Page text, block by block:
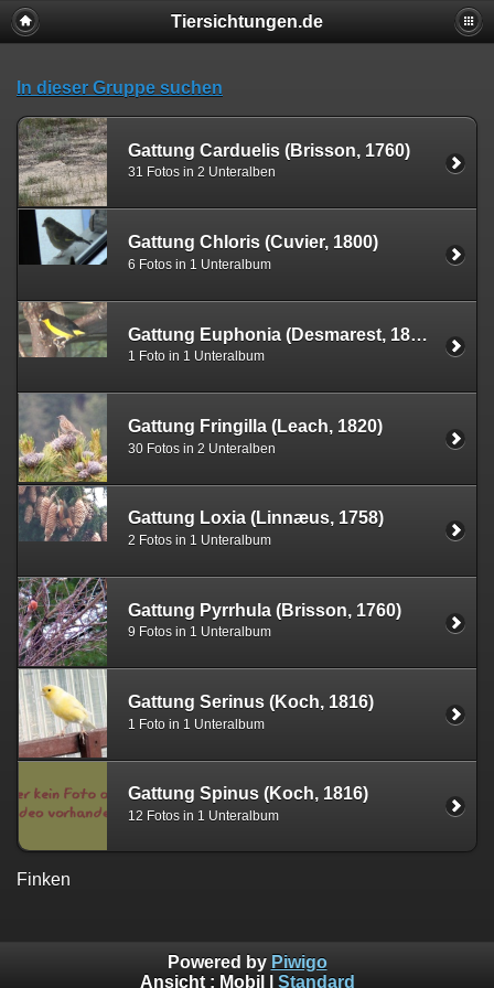
Tiersichtungen.de
In dieser Gruppe suchen
Gattung Carduelis (Brisson, 1760)
31 Fotos in 2 Unteralben
Gattung Chloris (Cuvier, 1800)
6 Fotos in 1 Unteralbum
Gattung Euphonia (Desmarest, 1806)
1 Foto in 1 Unteralbum
Gattung Fringilla (Leach, 1820)
30 Fotos in 2 Unteralben
Gattung Loxia (Linnæus, 1758)
2 Fotos in 1 Unteralbum
Gattung Pyrrhula (Brisson, 1760)
9 Fotos in 1 Unteralbum
Gattung Serinus (Koch, 1816)
1 Foto in 1 Unteralbum
Gattung Spinus (Koch, 1816)
12 Fotos in 1 Unteralbum
Finken
Powered by Piwigo
Ansicht : Mobil Standard